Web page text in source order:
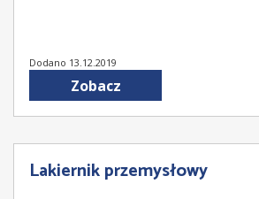
Dodano 13.12.2019
Zobacz
Lakiernik przemysłowy